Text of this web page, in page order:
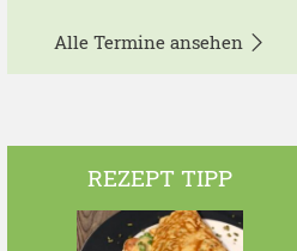
Alle Termine ansehen
REZEPT TIPP